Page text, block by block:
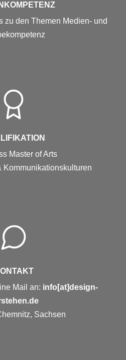
zu den Themen Medien- und
Master of Arts
Kommunikationskulturen
Mail an: info[at]design-
Sachsen